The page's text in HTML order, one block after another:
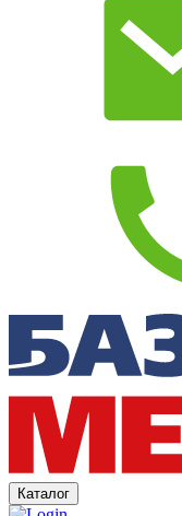
Каталог